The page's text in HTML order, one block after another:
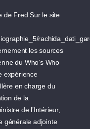
de Fred Sur le site
les sources
du Who’s Who
expérience
en charge du
de la
de l’Intérieur,
générale adjointe